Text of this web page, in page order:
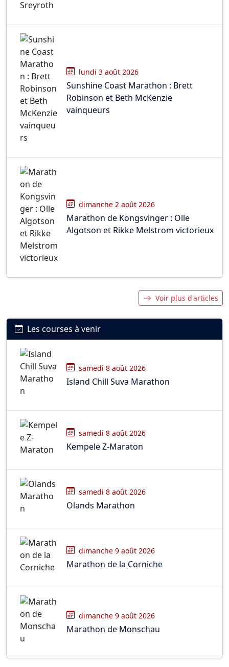
lundi 3 août 2026
Sunshine Coast Marathon : Brett
Robinson et Beth McKenzie
vainqueurs
dimanche 2 août 2026
Marathon de Kongsvinger : Olle
Algotson et Rikke Melstrom victorieux
Voir plus d'articles
Les courses à venir
samedi 8 août 2026
Island Chill Suva Marathon
samedi 8 août 2026
Kempele Z-Maraton
samedi 8 août 2026
Olands Marathon
dimanche 9 août 2026
Marathon de la Corniche
dimanche 9 août 2026
Marathon de Monschau